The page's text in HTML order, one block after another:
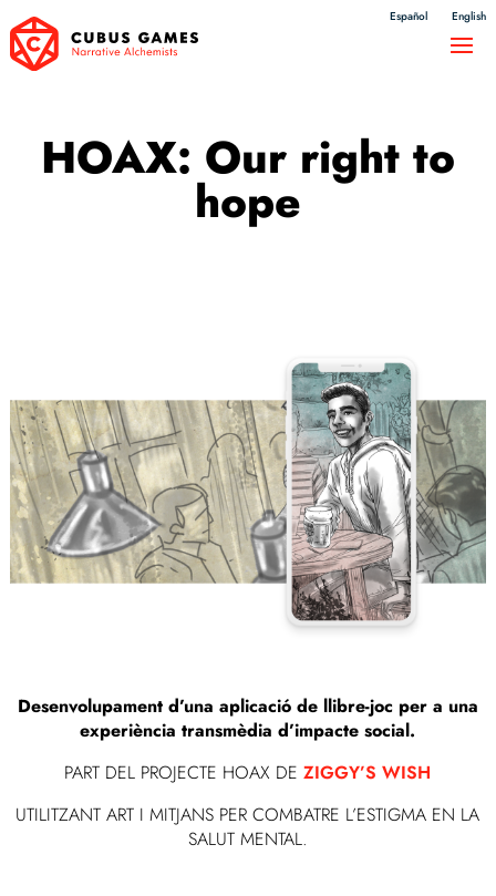
Español English
HOAX: Our right to
hope
Desenvolupament d’una aplicació de llibre-joc per a una
experiència transmèdia d’impacte social.
PART DEL PROJECTE HOAX DEZIGGY’S WISH
UTILITZANT ART I MITJANS PER COMBATRE L’ESTIGMA EN LA
SALUT MENTAL.